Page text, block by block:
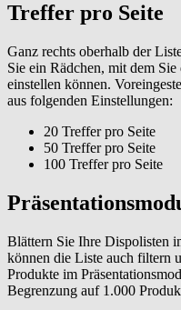
Treffer pro Seite
Ganz rechts oberhalb der
Sie ein Rädchen, mit dem
einstellen können.
aus folgenden Einstellungen:
20 Treffer pro Seite
50 Treffer pro Seite
100 Treffer pro Seite
Blättern Sie Ihre Dispolisten
können die Liste auch filtern
Produkte im
Begrenzung auf 1.000